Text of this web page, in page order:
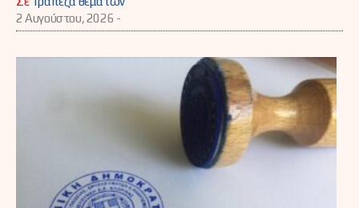
2 Αυγούστου, 2026 -